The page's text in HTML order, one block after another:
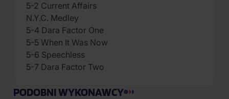
5-2 Current Affairs
N.Y.C. Medley
5-4 Dara Factor One
5-5 When It Was Now
5-6 Speechless
5-7 Dara Factor Two
PODOBNI WYKONAWCY